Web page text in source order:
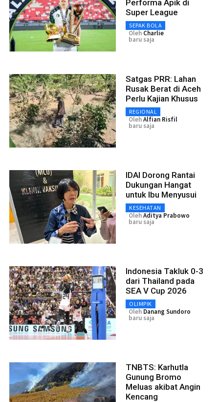
Performa Apik di
Super League
SEPAK BOLA
Oleh Charlie
baru saja
Satgas PRR: Lahan
Rusak Berat di Aceh
Perlu Kajian Khusus
REGIONAL
OlehAlfian Risfil
baru saja
IDAI Dorong Rantai
Dukungan Hangat
untuk Ibu Menyusui
KESEHATAN
OlehAditya Prabowo
baru saja
Indonesia Takluk 0-3
dari Thailand pada
SEA V Cup 2026
OLIMPIK
Oleh Danang Sundoro
baru saja
TNBTS: Karhutla
Gunung Bromo
Meluas akibat Angin
Kencang